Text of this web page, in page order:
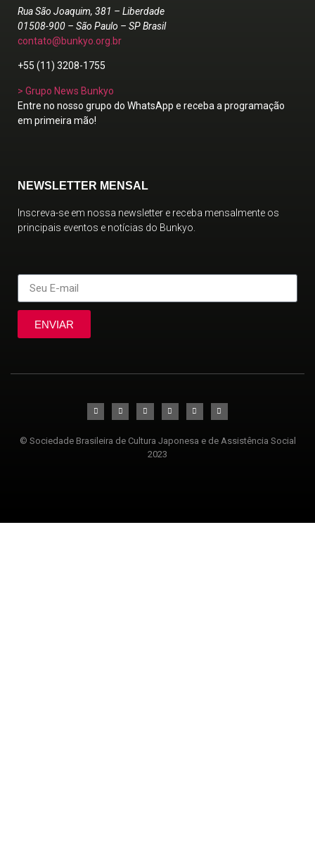
Rua São Joaquim, 381 – Liberdade
01508-900 – São Paulo – SP Brasil
contato@bunkyo.org.br
+55 (11) 3208-1755
> Grupo News Bunkyo
Entre no nosso grupo do WhatsApp e receba a programação
em primeira mão!
NEWSLETTER MENSAL
Inscreva-se em nossa newsletter e receba mensalmente os
principais eventos e notícias do Bunkyo.
ENVIAR
© Sociedade Brasileira de Cultura Japonesa e de Assistência Social
2023